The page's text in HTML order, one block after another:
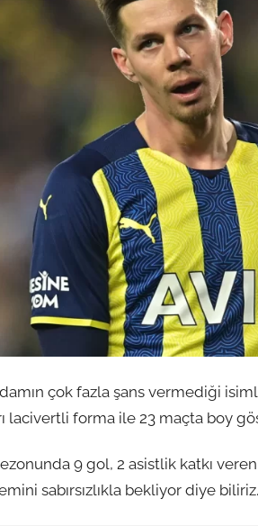
çok fazla şans vermediği
lacivertli forma ile 23 maçta boy
9 gol, 2 asistlik katkı
sabırsızlıkla bekliyor diye biliriz.